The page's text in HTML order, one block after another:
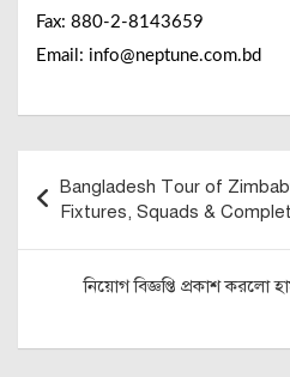
Fax: 880-2-8143659
Email: info@neptune.com.bd
navigation
Bangladesh Tour of
Fixtures, Squads &
নিয়োগ বিজ্ঞপ্তি প্রকাশ করলো